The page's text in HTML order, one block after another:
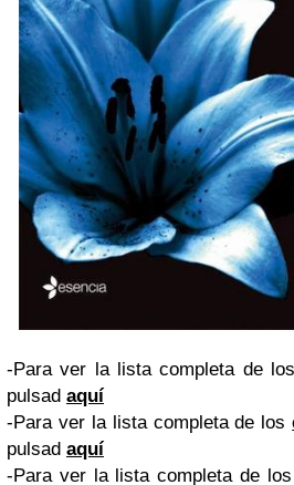
-Para ver la lista completa de los
pulsad aquí
-Para ver la lista completa de los
pulsad aquí
-Para ver la lista completa de los